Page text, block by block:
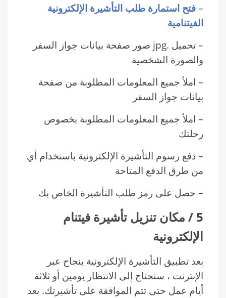
– فتح استمارة طلب التأشيرة الإلكترونية
الفيتنامية
– تحميل .jpg صور صفحة بيانات جواز السفر
والصورة الشخصية
– املأ جميع المعلومات المطلوبة من صفحة
بيانات جواز السفر
– املأ جميع المعلومات المطلوبة بخصوص
رحلتك
– دفع رسوم التأشيرة الإلكترونية باستخدام أي
من طرق الدفع المتاحة
– حصل على رمز طلب التأشيرة الخاص بك
5 / مكان تنزيل تأشيرة فيتنام
الإلكترونية
بعد تطبيق التأشيرة الإلكترونية بنجاح عبر
الإنترنت ، ستحتاج إلى الانتظار يومين أو ثلاثة
أيام عمل حتى تتم الموافقة على تأشيرتك. بعد